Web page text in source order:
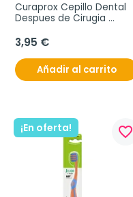
Curaprox Cepillo Dental
Despues de Cirugia
3,95 €
Añadir al carrito
¡En oferta! favorite_border